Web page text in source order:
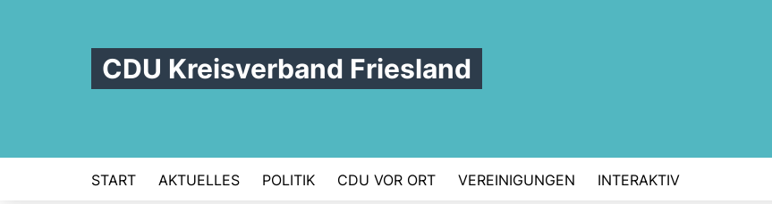
CDU Kreisverband Friesland
START AKTUELLES POLITIK CDU VOR ORT VEREINIGUNGEN INTERAKTIV